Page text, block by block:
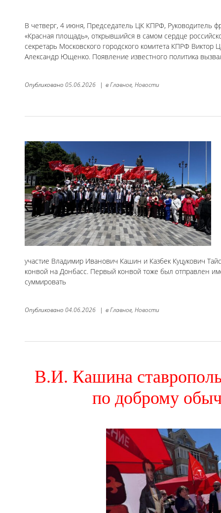
В четверг, 4 июня, Председатель ЦК КПРФ, Руководитель
«Красная площадь», открывшийся в самом сердце
секретарь Московского городского комитета КПРФ
Александр Ющенко. Появление известного политика
Опубликовано 05.06.2026 | вГлавное, Новости
участие Владимир Иванович Кашин и Казбек Куцукович
конвой на Донбасс. Первый конвой тоже был отправлен
суммировать
Опубликовано 04.06.2026 | вГлавное, Новости
В.И. Кашина
по доброму